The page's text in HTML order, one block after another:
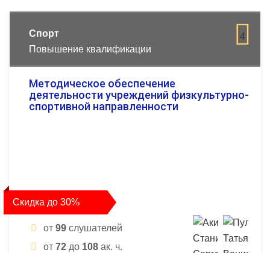
4
Спорт
Повышение квалификации
Методическое обеспечение
деятельности учреждений физкультурно-
спортивной направленности
Скидка до 30%
от 99 слушателей
от 72 до 108 ак. ч.